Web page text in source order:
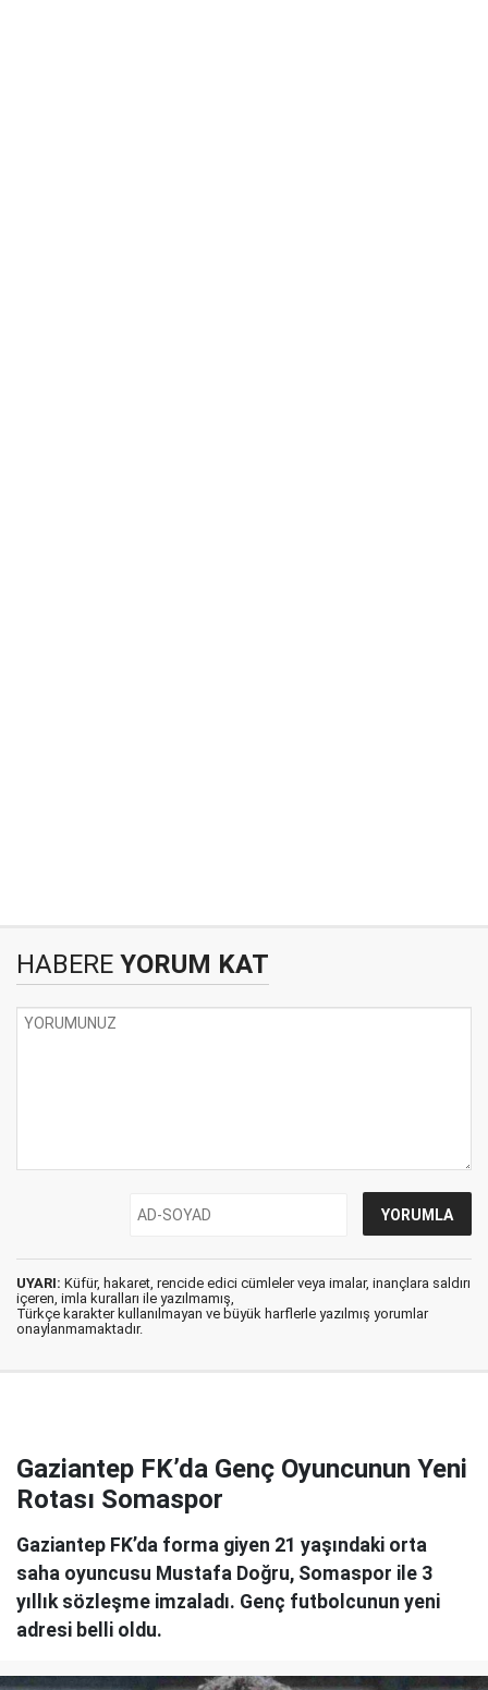
HABERE YORUM KAT
UYARI: Küfür, hakaret, rencide edici cümleler veya imalar, inançlara saldırı
içeren, imla kuralları ile yazılmamış,
Türkçe karakter kullanılmayan ve büyük harflerle yazılmış yorumlar
onaylanmamaktadır.
Gaziantep FK’da Genç Oyuncunun Yeni
Rotası Somaspor
Gaziantep FK’da forma giyen 21 yaşındaki orta
saha oyuncusu Mustafa Doğru, Somaspor ile 3
yıllık sözleşme imzaladı. Genç futbolcunun yeni
adresi belli oldu.